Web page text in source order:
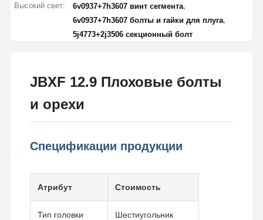
Высокий свет:
6v0937+7h3607 винт сегмента
6v0937+7h3607 болты и гайки для плуга
5j4773+2j3506 секционный болт
JBXF 12.9 Плоховые болты
и орехи
Спецификации продукции
Атрибут Стоимость
Тип головки Шестиугольник